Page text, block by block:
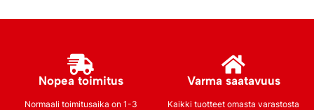
Nopea toimitus
Normaali toimitusaika on 1-3
Varma saatavuus
Kaikki tuotteet omasta varastosta